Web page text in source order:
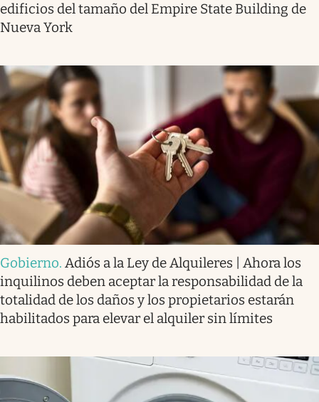
edificios del tamaño del Empire State Building de
Nueva York
Gobierno. Adiós a la Ley de Alquileres | Ahora los
inquilinos deben aceptar la responsabilidad de la
totalidad de los daños y los propietarios estarán
habilitados para elevar el alquiler sin límites